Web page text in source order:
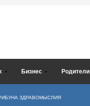
Бизнес Родители
ЗДРАВОМЫСЛИЯ